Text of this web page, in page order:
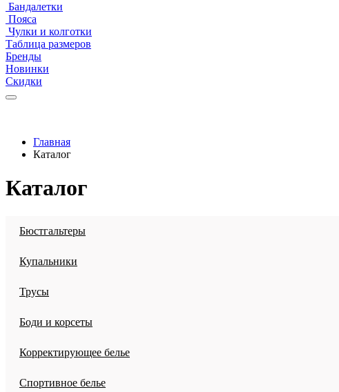
Бандалетки
Пояса
Чулки и колготки
Таблица размеров
Бренды
Новинки
Скидки
Главная
Каталог
Каталог
Бюстгальтеры
Купальники
Трусы
Боди и корсеты
Корректирующее белье
Спортивное белье